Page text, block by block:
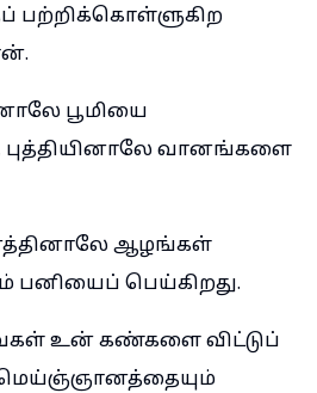
பற்றிக்கொள்ளுகிற
பூமியை
புத்தியினாலே வானங்களை
ஆழங்கள்
பனியைப் பெய்கிறது.
உன் கண்களை விட்டுப்
மெய்ஞ்ஞானத்தையும்